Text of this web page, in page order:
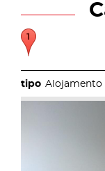
Alojamento